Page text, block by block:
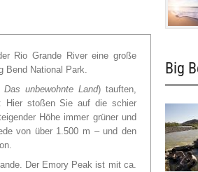
Rio Grande River eine große
Bend National Park.
Das unbewohnte Land) tauften,
Hier stoßen Sie auf die schier
Höhe immer grüner und
von über 1.500 m –und den
Der Emory Peak ist mit ca.
Big